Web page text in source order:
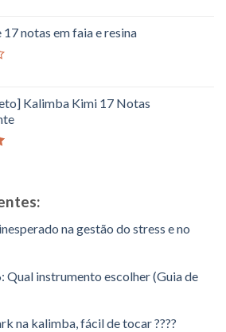
notas em faia e resina
Kalimba Kimi 17 Notas
na gestão do stress e no
instrumento escolher (Guia de
na kalimba, fácil de tocar ????